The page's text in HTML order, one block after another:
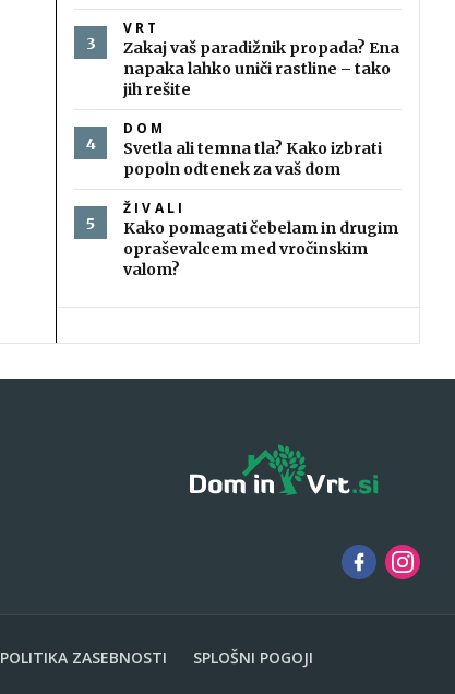
VRT
Zakaj vaš paradižnik propada? Ena
napaka lahko uniči rastline – tako
jih rešite
DOM
Svetla ali temna tla? Kako izbrati
popoln odtenek za vaš dom
ŽIVALI
Kako pomagati čebelam in drugim
opraševalcem med vročinskim
valom?
POLITIKA ZASEBNOSTI SPLOŠNI POGOJI